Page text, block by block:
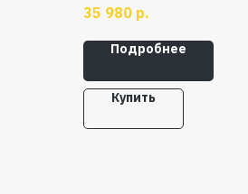
двигателя.
35 980 р.
Подробнее
Купить